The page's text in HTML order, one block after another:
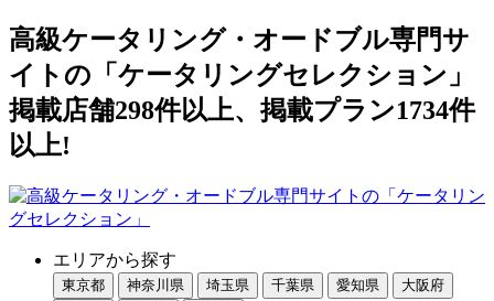
高級ケータリング・オードブル専門サ
イトの「ケータリングセレクション」
掲載店舗298件以上、掲載プラン1734件
以上!
エリアから探す
東京都 神奈川県 埼玉県 千葉県 愛知県
大阪府